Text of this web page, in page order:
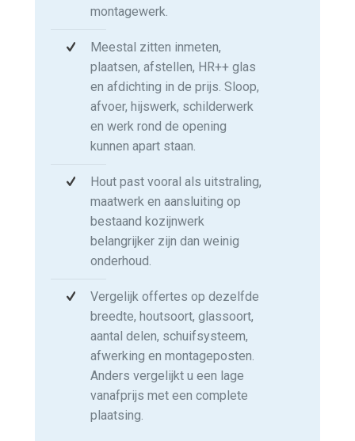
montagewerk.
Meestal zitten inmeten,
plaatsen, afstellen, HR++ glas
en afdichting in de prijs. Sloop,
afvoer, hijswerk, schilderwerk
en werk rond de opening
kunnen apart staan.
Hout past vooral als uitstraling,
maatwerk en aansluiting op
bestaand kozijnwerk
belangrijker zijn dan weinig
onderhoud.
Vergelijk offertes op dezelfde
breedte, houtsoort, glassoort,
aantal delen, schuifsysteem,
afwerking en montageposten.
Anders vergelijkt u een lage
vanafprijs met een complete
plaatsing.